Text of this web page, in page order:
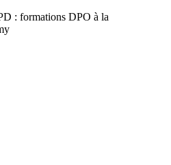
: formations DPO à la